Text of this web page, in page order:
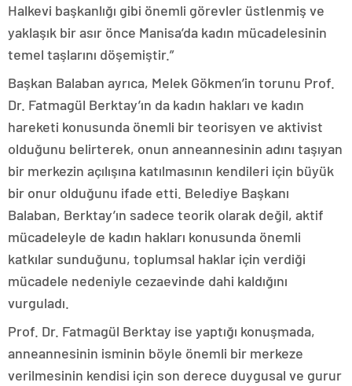
Halkevi başkanlığı gibi önemli görevler üstlenmiş ve
yaklaşık bir asır önce Manisa’da kadın mücadelesinin
temel taşlarını döşemiştir.”
Başkan Balaban ayrıca, Melek Gökmen’in torunu Prof.
Dr. Fatmagül Berktay’ın da kadın hakları ve kadın
hareketi konusunda önemli bir teorisyen ve aktivist
olduğunu belirterek, onun anneannesinin adını taşıyan
bir merkezin açılışına katılmasının kendileri için büyük
bir onur olduğunu ifade etti. Belediye Başkanı
Balaban, Berktay’ın sadece teorik olarak değil, aktif
mücadeleyle de kadın hakları konusunda önemli
katkılar sunduğunu, toplumsal haklar için verdiği
mücadele nedeniyle cezaevinde dahi kaldığını
vurguladı.
Prof. Dr. Fatmagül Berktay ise yaptığı konuşmada,
anneannesinin isminin böyle önemli bir merkeze
verilmesinin kendisi için son derece duygusal ve gurur